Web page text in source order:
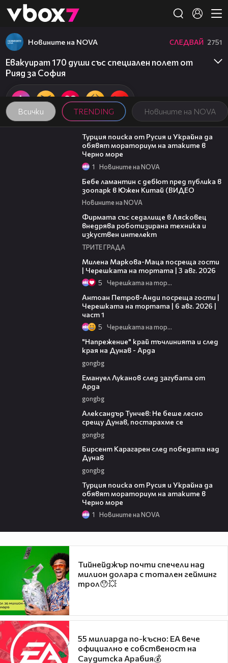
👾
Всички TRENDING Новините на NOVA
Новините на NOVA СЛЕДВАЙ 2751
Евакуират 170 души със специален полет от
Рияд за София
03:02
Турция поиска от Русия и Украйна да
обявят мораториум на атаките в
Черно море
1 Новините на NOVA
Бебе ламантин с дебют пред публика в
зоопарк в Южен Китай (ВИДЕО
Новините на NOVA
Фирмата със седалище в Лясковец
внедрява роботизирана техника и
изкуствен интелект
ТРИТЕ ГРАДА
Милена Маркова-Маца посреща гости
| Черешката на тортата | 3 авг. 2026
5 Черешката на тортата
Антоан Петров-Анди посреща гости |
Черешката на тортата | 6 авг. 2026 |
част 1
5 Черешката на тортата
"Напрежение" край тъчлинията и след
края на Дунав - Арда
gongbg
Емануел Луканов след загубата от
Арда
gongbg
Александър Тунчев: Не беше лесно
срещу Дунав, постарахме се
gongbg
Бирсент Карагарен след победата над
Дунав
gongbg
Турция поиска от Русия и Украйна да
обявят мораториум на атаките в
Черно море
1 Новините на NOVA
Тийнейджър почти спечели над
милион долара с тотален гейминг
трол😯💥
55 милиарда по-късно: EA вече
официално е собственост на
Саудитска Арабия💰